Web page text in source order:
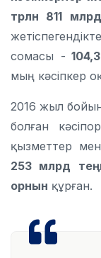
трлн 811
сомасы -
мың кәсіпкер
2016 жыл
болған
қызметтер
253 млрд
орнын құрған.